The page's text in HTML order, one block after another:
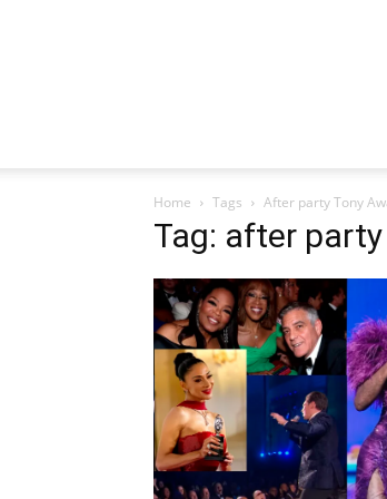
Home Tags After party Tony
Tag: after